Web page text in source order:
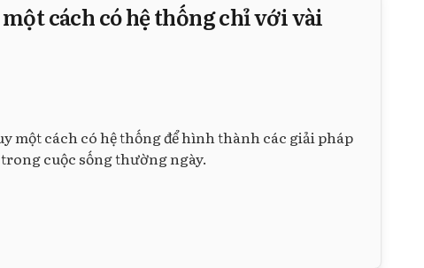
cách có hệ thống chỉ với vài
một cách có hệ thống để hình thành các giải pháp
cuộc sống thường ngày.